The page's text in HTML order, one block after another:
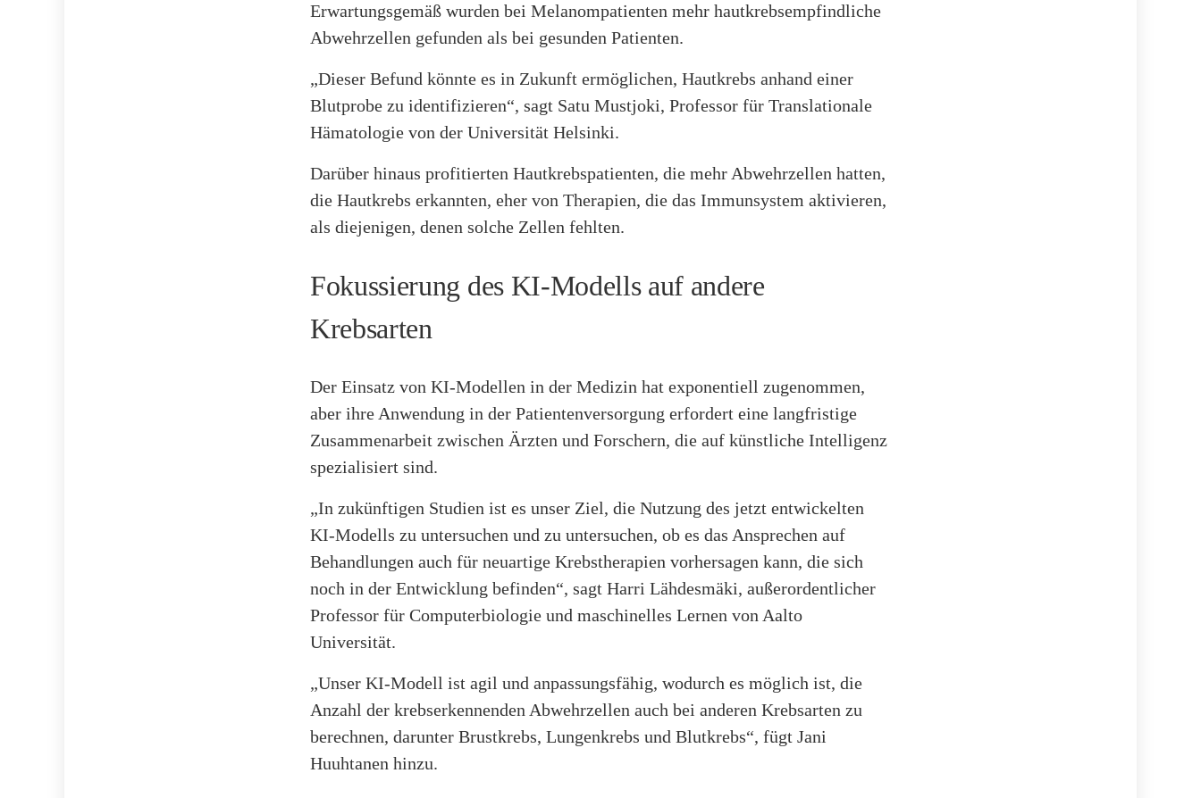
Erwartungsgemäß wurden bei Melanompatienten mehr hautkrebsempfindliche
Abwehrzellen gefunden als bei gesunden Patienten.
„Dieser Befund könnte es in Zukunft ermöglichen, Hautkrebs anhand einer
Blutprobe zu identifizieren“, sagt Satu Mustjoki, Professor für Translationale
Hämatologie von der Universität Helsinki.
Darüber hinaus profitierten Hautkrebspatienten, die mehr Abwehrzellen hatten,
die Hautkrebs erkannten, eher von Therapien, die das Immunsystem aktivieren,
als diejenigen, denen solche Zellen fehlten.
Fokussierung des KI-Modells auf andere
Krebsarten
Der Einsatz von KI-Modellen in der Medizin hat exponentiell zugenommen,
aber ihre Anwendung in der Patientenversorgung erfordert eine langfristige
Zusammenarbeit zwischen Ärzten und Forschern, die auf künstliche Intelligenz
spezialisiert sind.
„In zukünftigen Studien ist es unser Ziel, die Nutzung des jetzt entwickelten
KI-Modells zu untersuchen und zu untersuchen, ob es das Ansprechen auf
Behandlungen auch für neuartige Krebstherapien vorhersagen kann, die sich
noch in der Entwicklung befinden“, sagt Harri Lähdesmäki, außerordentlicher
Professor für Computerbiologie und maschinelles Lernen von Aalto
Universität.
„Unser KI-Modell ist agil und anpassungsfähig, wodurch es möglich ist, die
Anzahl der krebserkennenden Abwehrzellen auch bei anderen Krebsarten zu
berechnen, darunter Brustkrebs, Lungenkrebs und Blutkrebs“, fügt Jani
Huuhtanen hinzu.